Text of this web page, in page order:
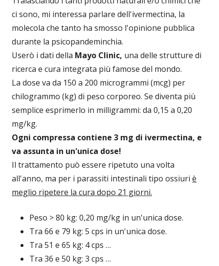
ci sono, mi interessa parlare dell'ivermectina, la
molecola che tanto ha smosso l'opinione pubblica
durante la psicopandeminchia.
Userò i dati della Mayo Clinic, una delle strutture di
ricerca e cura integrata più famose del mondo.
La dose va da 150 a 200 microgrammi (mcg) per
chilogrammo (kg) di peso corporeo. Se diventa più
semplice esprimerlo in milligrammi: da 0,15 a 0,20
mg/kg.
Ogni compressa contiene 3 mg di ivermectina, e
va assunta in un'unica dose!
Il trattamento può essere ripetuto una volta
all'anno, ma per i parassiti intestinali tipo ossiuri è
meglio ripetere la cura dopo 21 giorni.
Peso > 80 kg: 0,20 mg/kg in un'unica dose.
Tra 66 e 79 kg: 5 cps in un'unica dose.
Tra 51 e 65 kg: 4 cps …
Tra 36 e 50 kg: 3 cps …